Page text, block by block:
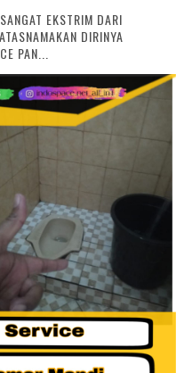
EKSTRIM DARI
DIRINYA
PAN...